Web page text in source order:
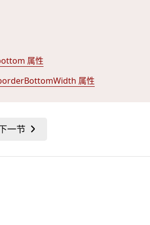
属性
属性